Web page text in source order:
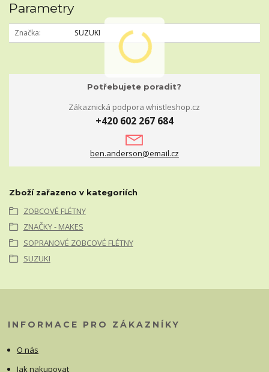
Parametry
Značka SUZUKI
Potřebujete poradit?
Zákaznická podpora whistleshop.cz
+420 602 267 684
ben.anderson@email.cz
Zboží zařazeno v kategoriích
ZOBCOVÉ FLÉTNY
ZNAČKY - MAKES
SOPRANOVÉ ZOBCOVÉ FLÉTNY
SUZUKI
INFORMACE PRO ZÁKAZNÍKY
O nás
Jak nakupovat